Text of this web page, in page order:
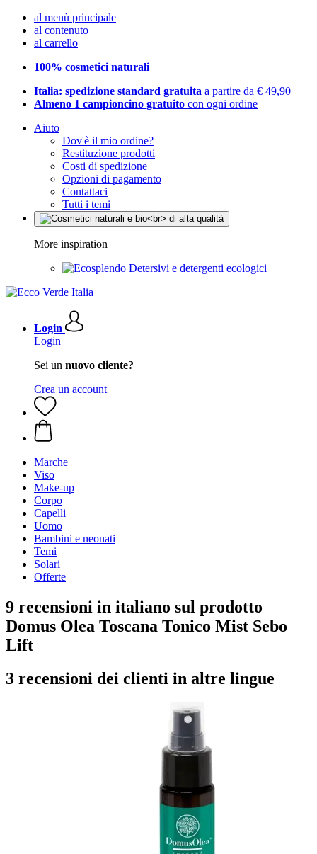
al menù principale
al contenuto
al carrello
100% cosmetici naturali
Italia: spedizione standard gratuita a partire da € 49,90
Almeno 1 campioncino gratuito con ogni ordine
Aiuto
Dov'è il mio ordine?
Restituzione prodotti
Costi di spedizione
Opzioni di pagamento
Contattaci
Tutti i temi
More inspiration
Detersivi e detergenti ecologici
Login
Login
Sei un nuovo cliente?
Crea un account
Marche
Viso
Make-up
Corpo
Capelli
Uomo
Bambini e neonati
Temi
Solari
Offerte
9 recensioni in italiano sul prodotto
Domus Olea Toscana Tonico Mist Sebo
Lift
3 recensioni dei clienti in altre lingue